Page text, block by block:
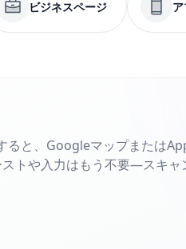
ビジネスページ ア
ると、Googleマップまたは
トや入力はもう不要—スキャ